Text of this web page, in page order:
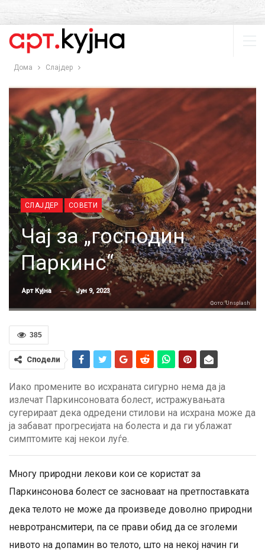
Дома Слајдер
СЛАЈДЕР СОВЕТИ
Чај за „господин
Паркинс“
Арт Кујна Јун 9, 2023
Фото: Unsplash
385
Сподели
Иако промените во исхраната сигурно нема да ја
излечат Паркинсоновата болест, истражувањата
сугерираат дека одредени стилови на исхрана може да
ја забават прогресијата на болеста и да ги ублажат
симптомите кај некои луѓе.
Многу природни лекови кои се користат за
Паркинсонова болест се засноваат на претпоставката
дека телото не може да произведе доволно природни
невротрансмитери, па се прави обид да се зголеми
нивото на допамин во телото, што на некој начин ги